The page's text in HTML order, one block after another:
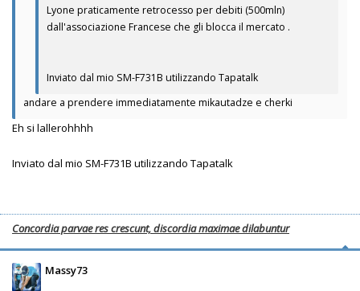
Lyone praticamente retrocesso per debiti (500mln)
dall'associazione Francese che gli blocca il mercato .
Inviato dal mio SM-F731B utilizzando Tapatalk
andare a prendere immediatamente mikautadze e cherki
Eh si lallerohhhh
Inviato dal mio SM-F731B utilizzando Tapatalk
Concordia parvae res crescunt, discordia maximae dilabuntur
Massy73